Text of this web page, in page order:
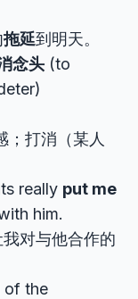
拖延到明天。
念头 (to
；打消（某人
really put me
him.
对与他合作的
of the